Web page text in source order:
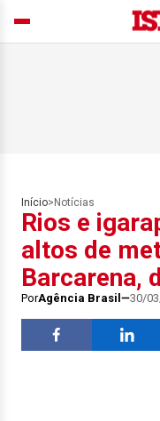
Início> Notícias
Rios e
altos de
Barcarena,
PorAgência Brasil 30/